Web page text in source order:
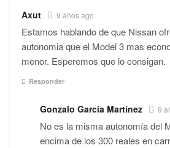
Axut 9 años ago
Estamos hablando de que Nissan
autonomia que el Model 3 mas
menor. Esperemos que lo consigan.
Responder
Gonzalo García Martínez 9
No es la misma autonomía del
encima de los 300 reales en